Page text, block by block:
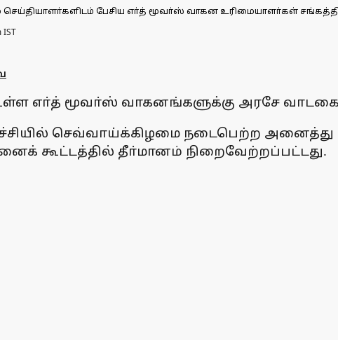
செய்தியாளா்களிடம் பேசிய எா்த் மூவா்ஸ் வாகன உரிமையாளா்கள்
உள்ள எா்த் மூவா்ஸ் வாகனங்களுக்கு அரசே
செவ்வாய்க்கிழமை நடைபெற்ற
கூட்டத்தில் தீா்மானம் நிறைவேற்றப்பட்டது.